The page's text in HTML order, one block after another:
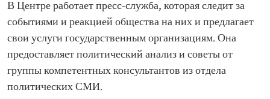
В Центре работает пресс-служба, которая следит за
событиями и реакцией общества на них и предлагает
свои услуги государственным организациям. Она
предоставляет политический анализ и советы от
группы компетентных консультантов из отдела
политических СМИ.